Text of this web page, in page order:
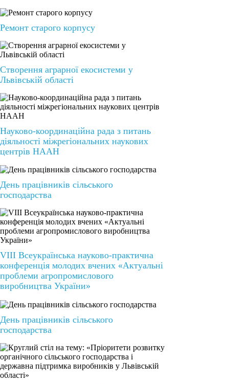
Ремонт старого корпусу
Створення аграрної екосистеми у
Львівській області
Науково-координаційна рада з питань
діяльності міжрегіональних наукових
центрів НААН
День працівників сільського
господарства
VIІІ Всеукраїнська науково-практична
конференція молодих вчених «Актуальні
проблеми агропромислового
виробництва України»
День працівників сільського
господарства